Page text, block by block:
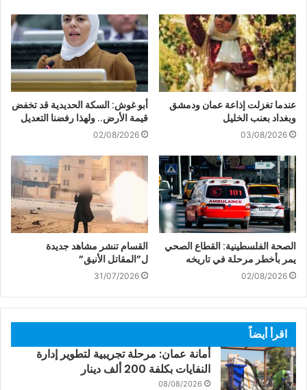
عندما تغزلت إذاعة عمان ودمشق
وبغداد بعنب الخليل
03/08/2026
أبو غوش: السكة الحديدية قد تخفض
قيمة الأرض.. ولهذا رفضنا التعديل
02/08/2026
الصحة الفلسطينية: القطاع الصحي
يمر بأخطر مرحلة في تاريخه
02/08/2026
القسام تنشر مشاهد جديدة
ل”المقاتل الأنيق”
31/07/2026
اقرأ أيضاً
أمانة عمان: مرحلة تجريبية لتطوير إدارة
النفايات بكلفة 200 ألف دينار
08/08/2026